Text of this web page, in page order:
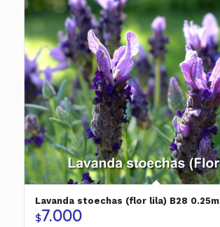
Lavanda stoechas (flor lila) B28 0.25m
$7.000